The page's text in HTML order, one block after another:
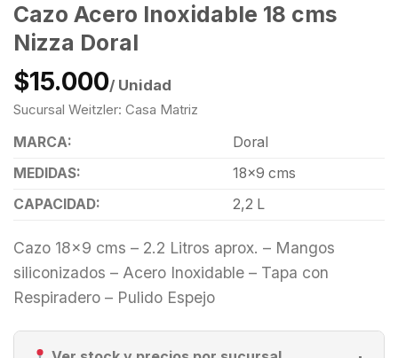
Cazo Acero Inoxidable 18 cms
Nizza Doral
$15.000/ Unidad
Sucursal Weitzler: Casa Matriz
MARCA:
Doral
MEDIDAS:
18×9 cms
CAPACIDAD:
2,2 L
Cazo 18×9 cms – 2.2 Litros aprox. – Mangos
siliconizados – Acero Inoxidable – Tapa con
Respiradero – Pulido Espejo